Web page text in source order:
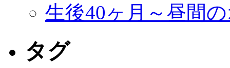
生後40ヶ月～昼間
タグ